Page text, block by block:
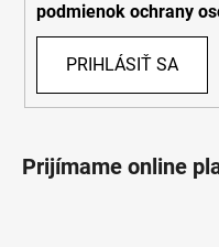
podmienok ochrany
PRIHLÁSIŤ SA
Prijímame online